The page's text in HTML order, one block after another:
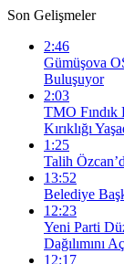
Son Gelişmeler
2:46
Gümüşova
Buluşuyor
2:03
TMO Fındık
Kırıklığı
1:25
Talih
13:52
Belediye
12:23
Yeni Parti
Dağılımını
12:17